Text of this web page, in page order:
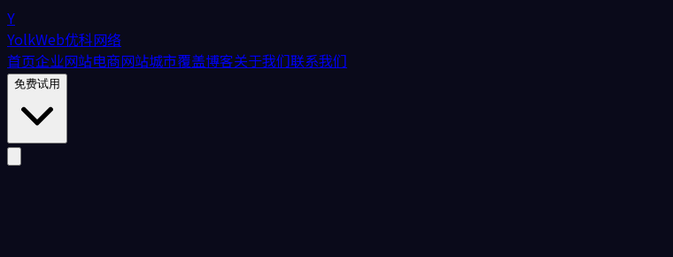
Y
YolkWeb优科网络
首页企业网站电商网站城市覆盖博客关于我们联系我们
免费试用